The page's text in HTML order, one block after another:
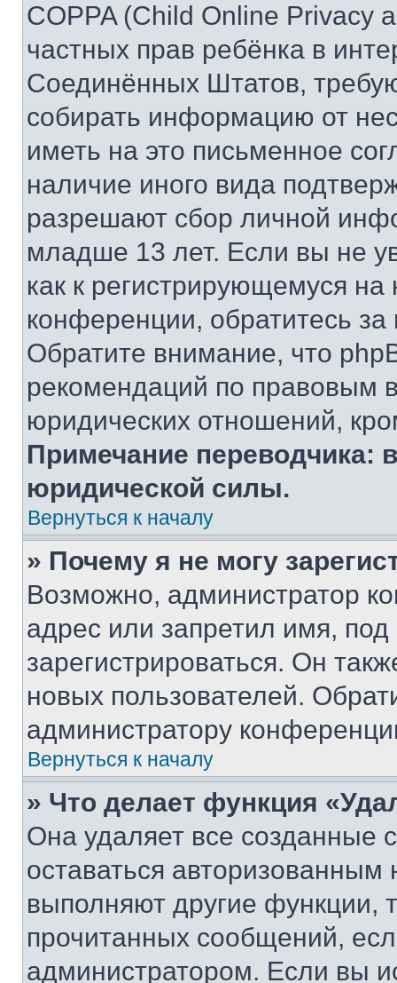
COPPA (Child Online Privacy
частных прав ребёнка в
Соединённых Штатов,
собирать информацию от
иметь на это письменное
наличие иного вида
разрешают сбор личной
младше 13 лет. Если вы не
как к регистрирующемуся
конференции, обратитесь
Обратите внимание, что
рекомендаций по правовым
юридических отношений,
Примечание переводчика:
юридической силы.
Вернуться к началу
» Почему я не могу
Возможно, администратор
адрес или запретил имя,
зарегистрироваться. Он
новых пользователей.
администратору
Вернуться к началу
» Что делает функция
Она удаляет все созданные
оставаться
выполняют другие функции,
прочитанных сообщений,
администратором. Если вы